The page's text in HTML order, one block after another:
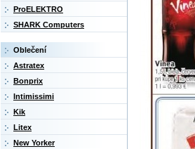
ProELEKTRO
SHARK Computers
Oblečení
Astratex
Bonprix
Intimissimi
Kik
Litex
New Yorker